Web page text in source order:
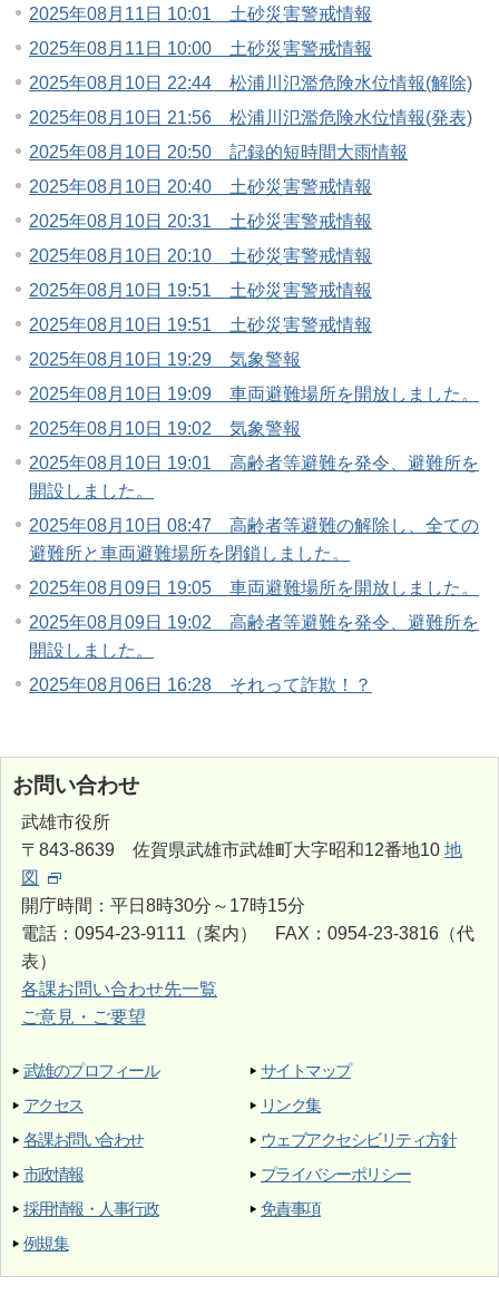
2025年08月11日 10:01 土砂災害警戒情報
2025年08月11日 10:00 土砂災害警戒情報
2025年08月10日 22:44 松浦川氾濫危険水位情報(解除)
2025年08月10日 21:56 松浦川氾濫危険水位情報(発表)
2025年08月10日 20:50 記録的短時間大雨情報
2025年08月10日 20:40 土砂災害警戒情報
2025年08月10日 20:31 土砂災害警戒情報
2025年08月10日 20:10 土砂災害警戒情報
2025年08月10日 19:51 土砂災害警戒情報
2025年08月10日 19:51 土砂災害警戒情報
2025年08月10日 19:29 気象警報
2025年08月10日 19:09 車両避難場所を開放しました。
2025年08月10日 19:02 気象警報
2025年08月10日 19:01 高齢者等避難を発令、避難所を
開設しました。
2025年08月10日 08:47 高齢者等避難の解除し、全ての
避難所と車両避難場所を閉鎖しました。
2025年08月09日 19:05 車両避難場所を開放しました。
2025年08月09日 19:02 高齢者等避難を発令、避難所を
開設しました。
2025年08月06日 16:28 それって詐欺！？
お問い合わせ
武雄市役所
〒843-8639 佐賀県武雄市武雄町大字昭和12番地10 地
図
開庁時間：平日8時30分～17時15分
電話：0954-23-9111（案内） FAX：0954-23-3816（代
表）
各課お問い合わせ先一覧
ご意見・ご要望
武雄のプロフィール
アクセス
各課お問い合わせ
市政情報
採用情報・人事行政
例規集
サイトマップ
リンク集
ウェブアクセシビリティ方針
プライバシーポリシー
免責事項